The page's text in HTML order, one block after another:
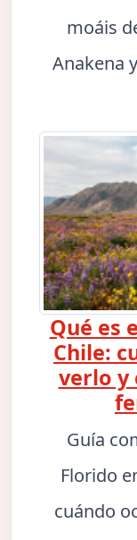
moáis
Anakena
Qué es
Chile:
verlo y
Guía
Florido
cuándo